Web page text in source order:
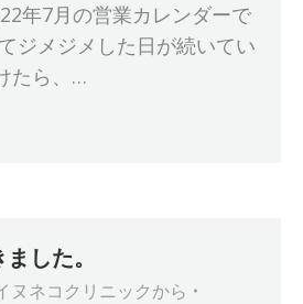
年7月の営業カレンダーで
ジメジメした日が続いてい
たら、…
した。
ヌネコクリニックから